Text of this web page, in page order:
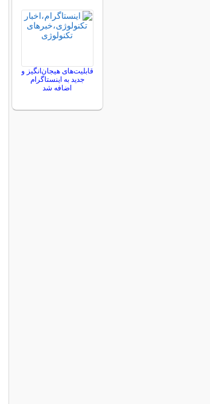
قابلیت‌های هیجان‌انگیز و
جدید به اینستاگرام
اضافه شد